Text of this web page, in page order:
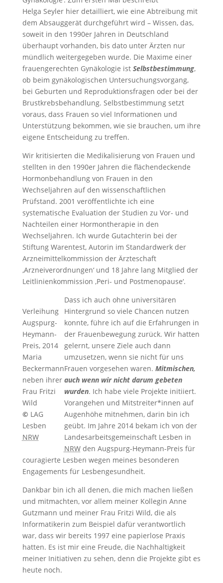
Helga Seyler hier detailliert, wie eine Abtreibung mit
dem Absauggerät durchgeführt wird – Wissen, das,
soweit in den 1990er Jahren in Deutschland
überhaupt vorhanden, bis dato unter Ärzten nur
mündlich weitergegeben wurde. Die Maxime einer
frauengerechten Gynäkologie ist Selbstbestimmung,
ob beim gynäkologischen Untersuchungsvorgang,
bei Geburten und Reproduktionsfragen oder bei der
Brustkrebsbehandlung. Selbstbestimmung setzt
voraus, dass Frauen so viel Informationen und
Unterstützung bekommen, wie sie brauchen, um ihre
eigene Entscheidung zu treffen.
Wir kritisierten die Medikalisierung von Frauen und
stellten in den 1990er Jahren die flächendeckende
Hormonbehandlung von Frauen in den
Wechseljahren auf den wissenschaftlichen
Prüfstand. 2001 veröffentlichte ich eine
systematische Evaluation der Studien zu Vor- und
Nachteilen einer Hormontherapie in den
Wechseljahren. Ich wurde Gutachterin bei der
Stiftung Warentest, Autorin im Standardwerk der
Arzneimittelkommission der Ärzteschaft
‚Arzneiverordnungen‘ und 18 Jahre lang Mitglied der
Leitlinienkommission ‚Peri- und Postmenopause‘.
Verleihung
Augspurg-
Heymann-
Preis, 2014
Maria
Beckermann
neben ihrer
Frau Fritzi
Wild
© LAG
Lesben
NRW
Dass ich auch ohne universitären
Hintergrund so viele Chancen nutzen
konnte, führe ich auf die Erfahrungen in
der Frauenbewegung zurück. Wir hatten
gelernt, unsere Ziele auch dann
umzusetzen, wenn sie nicht für uns
Frauen vorgesehen waren. Mitmischen,
auch wenn wir nicht darum gebeten
wurden. Ich habe viele Projekte initiiert.
Vorangehen und Mitstreiter*innen auf
Augenhöhe mitnehmen, darin bin ich
geübt. Im Jahre 2014 bekam ich von der
Landesarbeitsgemeinschaft Lesben in
NRWden Augspurg-Heymann-Preis für
couragierte Lesben wegen meines besonderen
Engagements für Lesbengesundheit.
Dankbar bin ich all denen, die mich machen ließen
und mitmachten, vor allem meiner Kollegin Anne
Gutzmann und meiner Frau Fritzi Wild, die als
Informatikerin zum Beispiel dafür verantwortlich
war, dass wir bereits 1997 eine papierlose Praxis
hatten. Es ist mir eine Freude, die Nachhaltigkeit
meiner Initiativen zu sehen, denn die Projekte gibt es
heute noch.